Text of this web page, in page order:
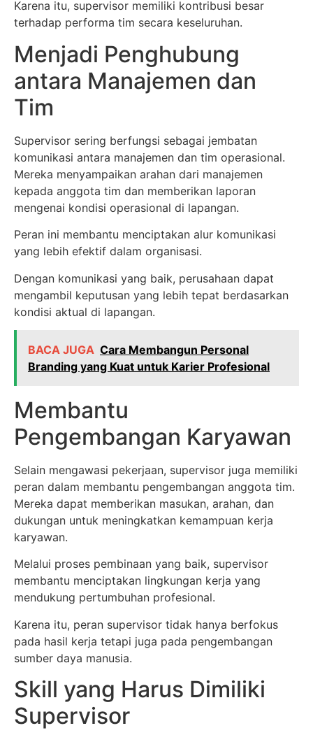
Karena itu, supervisor memiliki kontribusi besar
terhadap performa tim secara keseluruhan.
Menjadi Penghubung
antara Manajemen dan
Tim
Supervisor sering berfungsi sebagai jembatan
komunikasi antara manajemen dan tim operasional.
Mereka menyampaikan arahan dari manajemen
kepada anggota tim dan memberikan laporan
mengenai kondisi operasional di lapangan.
Peran ini membantu menciptakan alur komunikasi
yang lebih efektif dalam organisasi.
Dengan komunikasi yang baik, perusahaan dapat
mengambil keputusan yang lebih tepat berdasarkan
kondisi aktual di lapangan.
BACA JUGA Cara Membangun Personal
Branding yang Kuat untuk Karier Profesional
Membantu
Pengembangan Karyawan
Selain mengawasi pekerjaan, supervisor juga memiliki
peran dalam membantu pengembangan anggota tim.
Mereka dapat memberikan masukan, arahan, dan
dukungan untuk meningkatkan kemampuan kerja
karyawan.
Melalui proses pembinaan yang baik, supervisor
membantu menciptakan lingkungan kerja yang
mendukung pertumbuhan profesional.
Karena itu, peran supervisor tidak hanya berfokus
pada hasil kerja tetapi juga pada pengembangan
sumber daya manusia.
Skill yang Harus Dimiliki
Supervisor